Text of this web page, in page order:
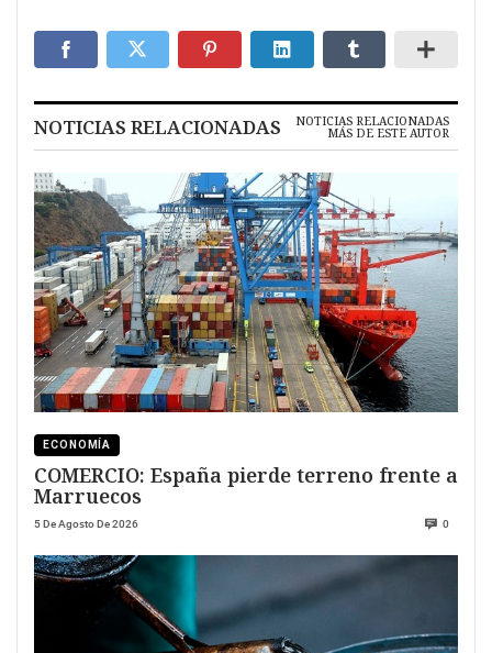
NOTICIAS RELACIONADAS NOTICIAS RELACIONADAS
MÁS DE ESTE AUTOR
ECONOMÍA
COMERCIO: España pierde terreno frente a
Marruecos
5 De Agosto De 2026 0